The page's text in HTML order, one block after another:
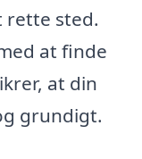
rette sted.
at finde
at din
grundigt.